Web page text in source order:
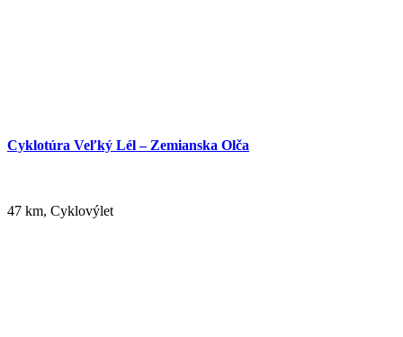
Cyklotúra Veľký Lél – Zemianska Olča
47 km, Cyklovýlet